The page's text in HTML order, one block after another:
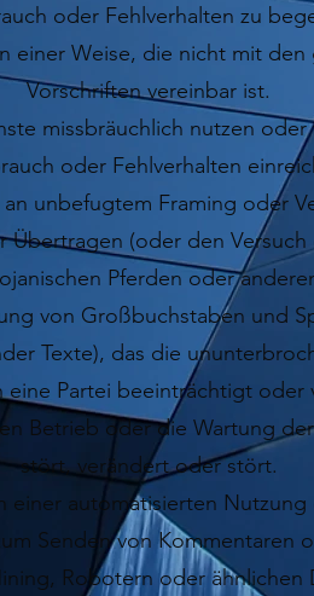
oder Fehlverhalten zu
einer Weise, die nicht mit
Vorschriften vereinbar ist.
missbräuchlich nutzen
oder Fehlverhalten
unbefugtem Framing oder
Übertragen (oder den
Pferden oder
von Großbuchstaben und
Texte), das die
eine Partei beeinträchtigt
Betrieb oder die Wartung
stört, verändert oder stört.
einer automatisierten Nutzung
Senden von Kommentaren
Robotern oder ähnlichen